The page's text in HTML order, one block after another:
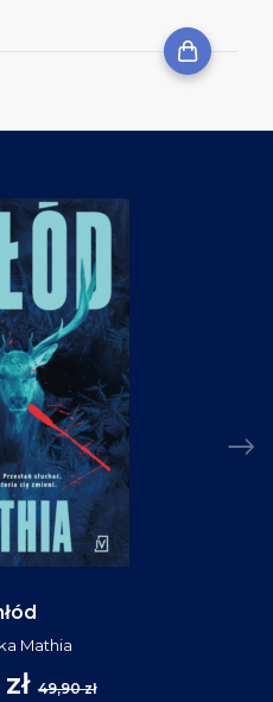
Mathia
49,90 zł